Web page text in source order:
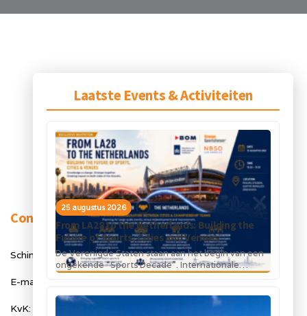
Laatste Events & Activiteiten
25 augustus 2026
From LA28 to the Netherlands: Building the
Future of Sports, Cities and Venues
De Verenigde Staten staan aan het begin van een
ongekende “Sports Decade”. Internationale
topsportevenementen en grote investeringen in
Contact
Schimmelt 40, 5611 ZX Eindhoven
E-mail: info@orangesportsforum.com
KvK: 50334905